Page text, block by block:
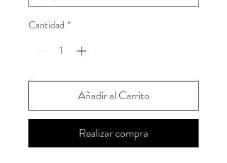
Cantidad *
Añadir al Carrito
Realizar compra